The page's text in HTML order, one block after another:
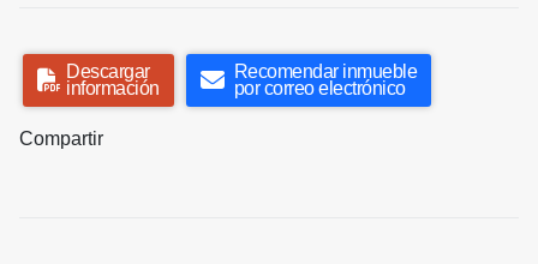
Descargar
información
Recomendar inmueble
por correo electrónico
Compartir